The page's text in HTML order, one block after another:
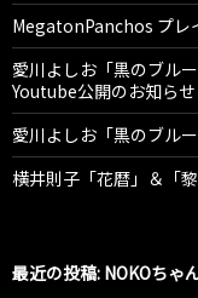
MegatonPanchos プレ
愛川よしお「黒のブル
Youtube公開のお知らせ
愛川よしお「黒のブル
横井則子「花暦」＆「
最近の投稿: NOKOちゃ